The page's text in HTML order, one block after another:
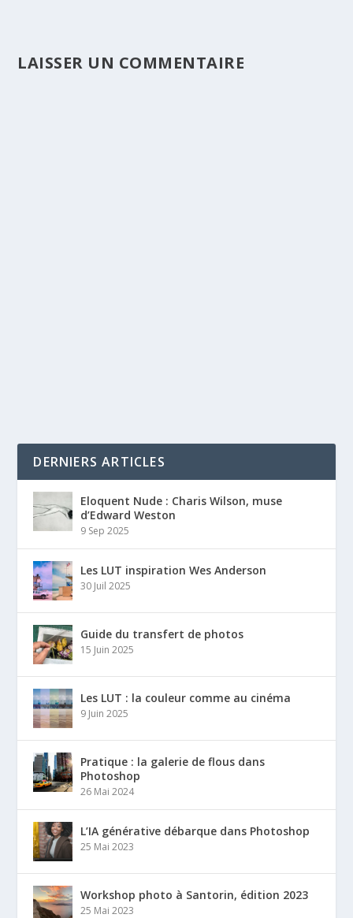
LAISSER UN COMMENTAIRE
DERNIERS ARTICLES
Eloquent Nude : Charis Wilson, muse
d’Edward Weston
9 Sep 2025
Les LUT inspiration Wes Anderson
30 Juil 2025
Guide du transfert de photos
15 Juin 2025
Les LUT : la couleur comme au cinéma
9 Juin 2025
Pratique : la galerie de flous dans
Photoshop
26 Mai 2024
L’IA générative débarque dans Photoshop
25 Mai 2023
Workshop photo à Santorin, édition 2023
25 Mai 2023